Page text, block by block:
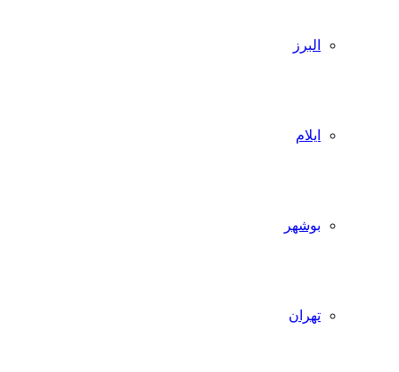
البرز
ایلام
بوشهر
تهران